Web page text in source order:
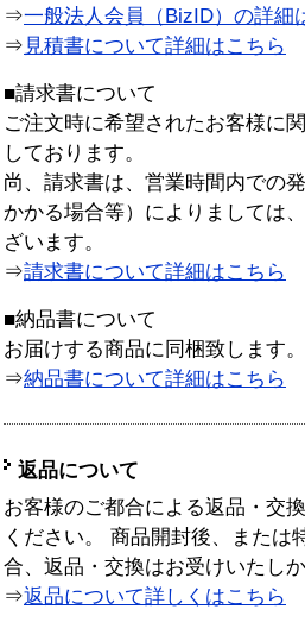
⇒一般法人会員（BizID）の詳細
⇒ 見積書について詳細はこちら
■請求書について
ご注文時に希望されたお客様に
しております。
尚、請求書は、営業時間内での
かかる場合等）によりましては
ざいます。
⇒請求書について詳細はこちら
■納品書について
お届けする商品に同梱致します。
⇒納品書について詳細はこちら
返品について
お客様のご都合による返品・交
ください。 商品開封後、または
合、返品・交換はお受けいたし
⇒返品について詳しくはこちら